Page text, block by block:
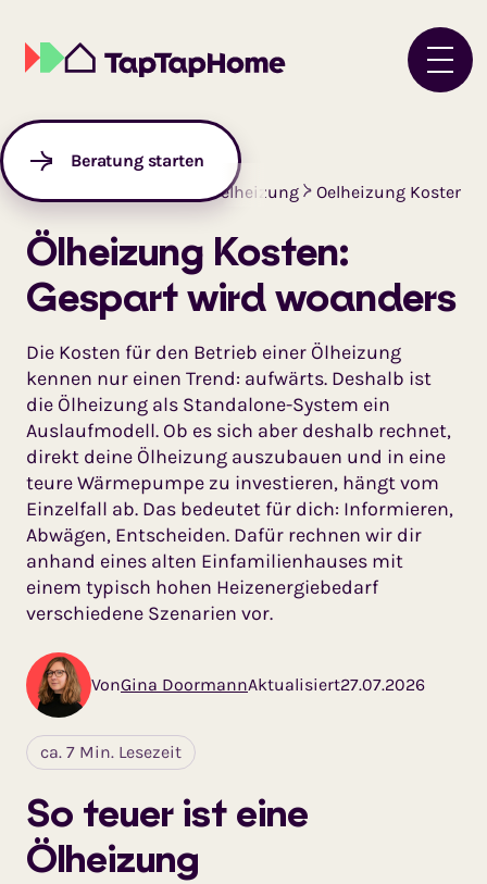
Beratung starten
Startseite
Oelheizung Oelheizung Kosten
Ölheizung Kosten:
Gespart wird woanders
Die Kosten für den Betrieb einer Ölheizung
kennen nur einen Trend: aufwärts. Deshalb ist
die Ölheizung als Standalone-System ein
Auslaufmodell. Ob es sich aber deshalb rechnet,
direkt deine Ölheizung auszubauen und in eine
teure Wärmepumpe zu investieren, hängt vom
Einzelfall ab. Das bedeutet für dich: Informieren,
Abwägen, Entscheiden. Dafür rechnen wir dir
anhand eines alten Einfamilienhauses mit
einem typisch hohen Heizenergiebedarf
verschiedene Szenarien vor.
VonGina DoormannAktualisiert27.07.2026
ca. 7 Min. Lesezeit
So teuer ist eine
Ölheizung